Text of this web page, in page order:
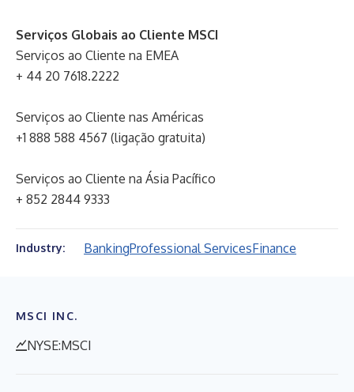
Serviços Globais ao Cliente MSCI
Serviços ao Cliente na EMEA
+ 44 20 7618.2222
Serviços ao Cliente nas Américas
+1 888 588 4567 (ligação gratuita)
Serviços ao Cliente na Ásia Pacífico
+ 852 2844 9333
Industry: BankingProfessional ServicesFinance
MSCI INC.
NYSE:MSCI